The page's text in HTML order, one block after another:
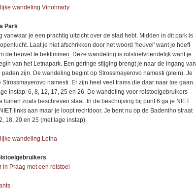
wandeling Vinohrady
Park
vanwaar je een prachtig uitzicht over de stad hebt. Midden in dit park is
Laat je niet afschrikken door het woord 'heuvel' want je hoeft
de heuvel te beklimmen. Deze wandeling is rolstoelvriendelijk want je
van het Letnapark. Een geringe stijging brengt je naar de ingang van
zijn. De wandeling begint op Strossmayerovo namesti (plein). Je
namesti. Er zijn heel veel trams die daar naar toe gaan.
instap: 6, 8, 12, 17, 25 en 26. De wandeling voor rolstoelgebruikers
tuinen zoals beschreven staat. In de beschrijving bij punt 6 ga je NIET
links aan maar je loopt rechtdoor. Je bent nu op de Badeniho straat
18, 20 en 25 (met lage instap).
wandeling Letna
Praag met een rolstoel